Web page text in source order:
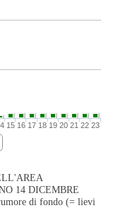
15 16 17 18 19 20 21 22 23
14 DICEMBRE
di fondo (= lievi